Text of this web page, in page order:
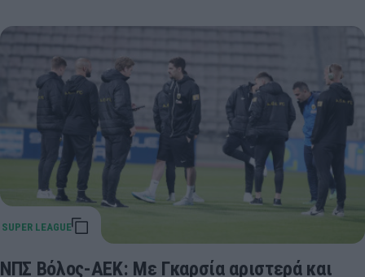
ΝΠΣ Βόλος-ΑΕΚ: Με Γκαρσία αριστερά και